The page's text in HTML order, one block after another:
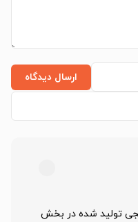
ارسال دیدگاه
تولید شده در بخش